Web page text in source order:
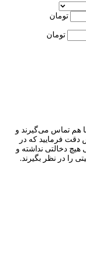
تومان
تومان
هم تماس می‌گیرند و
دقت فرمایید که در
دخالتی نداشته و
را در نظر بگیرند.